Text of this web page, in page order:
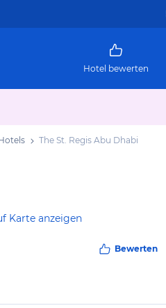
Hotel bewerten
The St. Regis Abu Dhabi
Karte anzeigen
Bewerten